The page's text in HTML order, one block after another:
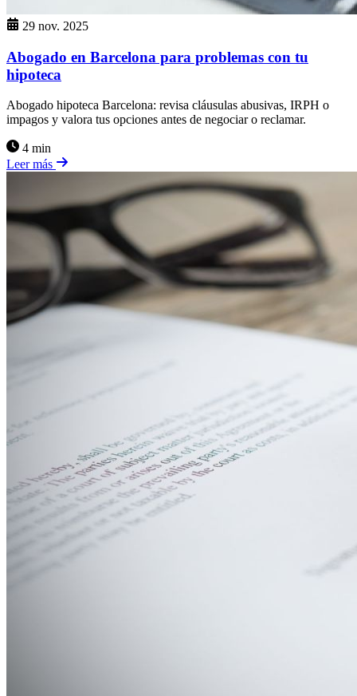
29 nov. 2025
Abogado en Barcelona para problemas con tu
hipoteca
Abogado hipoteca Barcelona: revisa cláusulas abusivas, IRPH o
impagos y valora tus opciones antes de negociar o reclamar.
4 min
Leer más